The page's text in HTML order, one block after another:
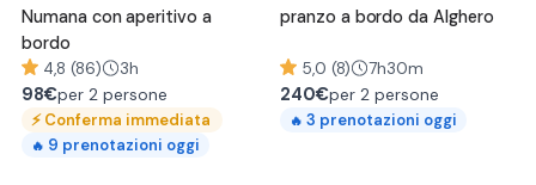
Numana con aperitivo a
bordo
4,8 (86) 3h
98€per 2 persone
⚡Conferma immediata
🔥 9 prenotazioni oggi
pranzo a bordo da Alghero
5,0 (8) 7h30m
240€per 2 persone
🔥 3 prenotazioni oggi